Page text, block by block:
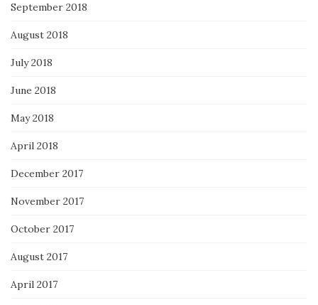
September 2018
August 2018
July 2018
June 2018
May 2018
April 2018
December 2017
November 2017
October 2017
August 2017
April 2017